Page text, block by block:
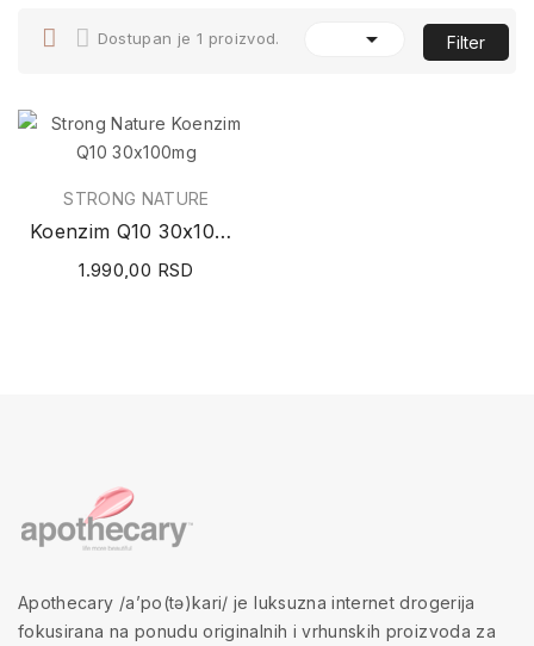
Dostupan je 1 proizvod.  Filter
STRONG NATURE
Koenzim Q10 30x100mg
1.990,00 RSD
Apothecary /a’po(tə)kari/ je luksuzna internet drogerija
fokusirana na ponudu originalnih i vrhunskih proizvoda za